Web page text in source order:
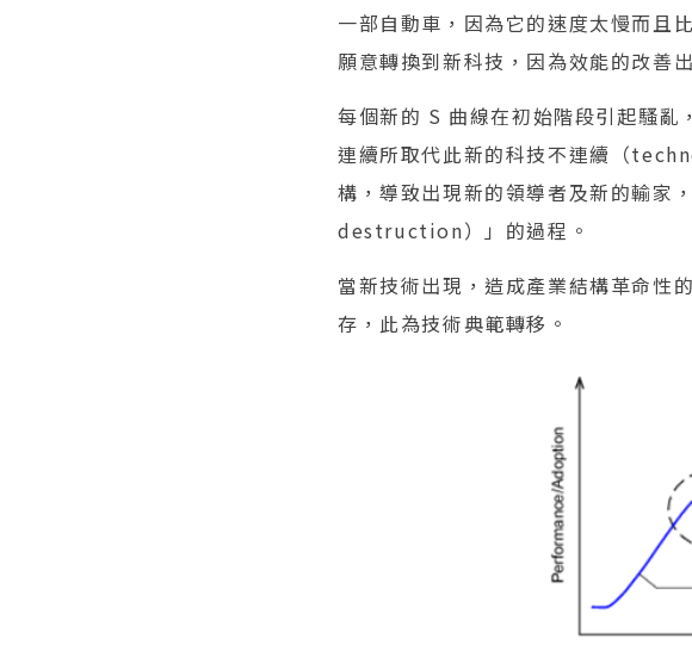
一部自動車，因為它的速度太慢而且
願意轉換到新科技，因為效能的改善
每個新的 S 曲線在初始階段引起騷亂
連續所取代此新的科技不連續（
構，導致出現新的領導者及新的輸
destruction）」的過程。
當新技術出現，造成產業結構革命性
存，此為技術典範轉移。